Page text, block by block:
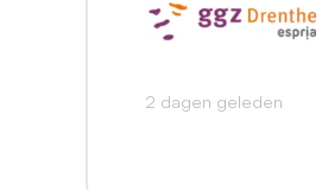
2 dagen geleden